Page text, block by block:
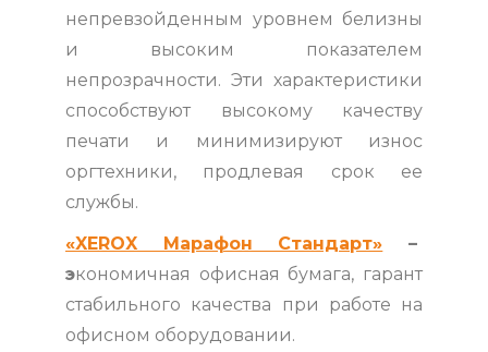
непревзойденным уровнем белизны
и высоким показателем
непрозрачности. Эти характеристики
способствуют высокому качеству
печати и минимизируют износ
оргтехники, продлевая срок ее
службы.
«XEROX Марафон Стандарт» –
экономичная офисная бумага, гарант
стабильного качества при работе на
офисном оборудовании.